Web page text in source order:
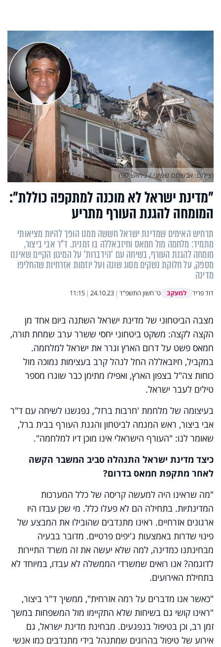
"מדינת ישראל לא מוכנה למתקפה כוללת":
המומחה להגנת העורף מתריע
תרחיש האימים שמדינת ישראל חששה ממנו הופך להיות מציאותי
מתמיד: מלחמה מול חמאס וחיזבאללה בו זמנית. ד"ר אבי ביצור,
מומחה להגנת העורף, בשיחה עם 'הידברות' על המיגון הקיים שאיננו
מספק, על חלוקת נשקים מסוג שונה ועל יוזמות אזרחיות שהחליפו
מדינה
דוד פריד למעקב ט' חשון התשפ"ד |
24.10.23
|
11:15
(צילום: אבשלום ששוני / פלאש 90)
מצבה הביטחוני של מדינת ישראל השתנה ביום אחד מן
הקצה לקצה: משקט ביטחוני יחסי ששרר ערב שמחת תורה,
חמאס פשט על דרום הארץ וגרר את ישראל למלחמה.
במקביל, חיזבאללה החל לנהל קרב בעצימות נמוכה מול
כוחות צה"ל בצפון הארץ, ואפילו מתימן כבר שוגרו מספר
טילים לעבר ישראל.
בעיצומה של מלחמת 'חרבות ברזל', נפגשנו לשיחה עם ד"ר
אבי ביצור, ראש המגמה לביטחון והגנת העורף בבית ברל,
שאומר לנו: "העורף הישראלי אינו מוכן דיו למלחמה".
כיצד מדינת ישראל התנהלה סביב המשבר הקשה
לאחר מתקפת חמאס בדרום?
"מה שראינו היה למעשה קריסה של כלל המערכות
המדינתיות. בתחילה הם לא פעלו כלל. מי שכן עבדו היו
ארגונים אזרחיים. ראינו מתנדבים שהובילו את המבצע של
פינוי שדרות באמצעות ג'יפים פרטיים. מדובר בבעיה
מבחינתנו כמדינה, למה שלא יעשה את זה משרד התיירות
לדוגמה? אנו רואים שמשרדי הממשלה לא עבדו, במיוחד לא
בתחילת האירועים.
"כאשר אנו מדברים על רמה אזרחית", ממשיך ד"ר ביצור,
"ראינו קושי גם בשיחות שלא התקיימו מול המשפחות במשך
זמן רב, וכן בטיפול בנפגעים. מבחינת מדינת ישראל, גם
אירוע של טיפול בהרוגים שמתנהל בידי מתנדבים כמו אנשי